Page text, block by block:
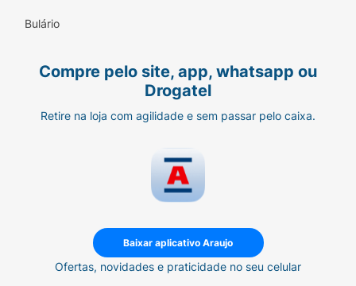
Bulário
Compre pelo site, app, whatsapp ou
Drogatel
Retire na loja com agilidade e sem passar pelo caixa.
Baixar aplicativo Araujo
Ofertas, novidades e praticidade no seu celular